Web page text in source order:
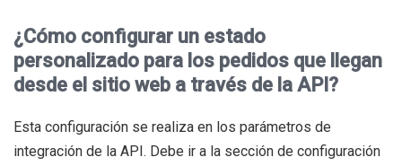
¿Cómo configurar un estado
personalizado para los pedidos que llegan
desde el sitio web a través de la API?
Esta configuración se realiza en los parámetros de
integración de la API. Debe ir a la sección de configuración